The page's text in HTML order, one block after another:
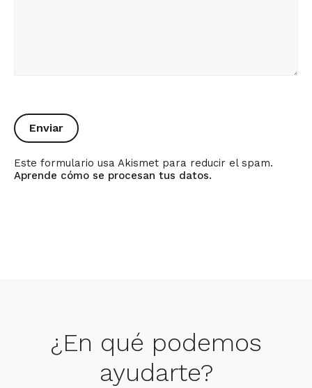
Este formulario usa Akismet para reducir el spam.
Aprende cómo se procesan tus datos.
¿En qué podemos
ayudarte?